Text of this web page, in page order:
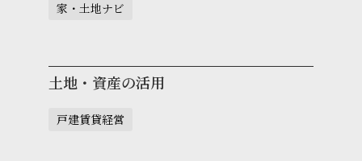
家・土地ナビ
土地・資産の活用
戸建賃貸経営